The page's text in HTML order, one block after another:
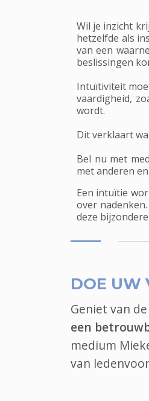
Wil je inzicht
hetzelfde als
van een
beslissingen
Intuïtiviteit
vaardigheid,
wordt.
Dit verklaart
Bel nu met
met anderen
Een intuïtie
over
deze
DOE UW
Geniet van
een
medium
van